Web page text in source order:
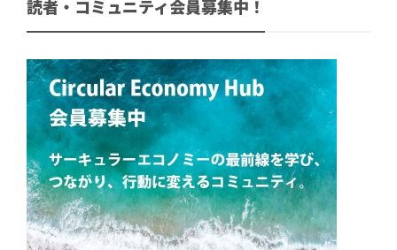
読者・コミュニティ会員募集中！